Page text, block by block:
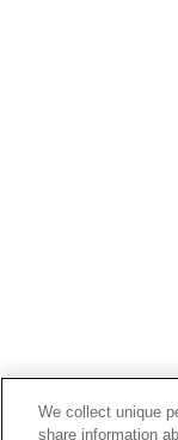
We collect unique
share information